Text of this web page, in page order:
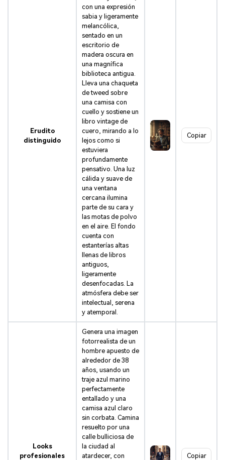
Erudito
distinguido
con una expresión
sabia y ligeramente
melancólica,
sentado en un
escritorio de
madera oscura en
una magnífica
biblioteca antigua.
Lleva una chaqueta
de tweed sobre
una camisa con
cuello y sostiene un
libro vintage de
cuero, mirando a lo
lejos como si
estuviera
profundamente
pensativo. Una luz
cálida y suave de
una ventana
cercana ilumina
parte de su cara y
las motas de polvo
en el aire. El fondo
cuenta con
estanterías altas
llenas de libros
antiguos,
ligeramente
desenfocadas. La
atmósfera debe ser
intelectual, serena
y atemporal.
Copiar
Looks
profesionales
Genera una imagen
fotorrealista de un
hombre apuesto de
alrededor de 38
años, usando un
traje azul marino
perfectamente
entallado y una
camisa azul claro
sin corbata. Camina
resuelto por una
calle bulliciosa de
la ciudad al
atardecer, con
Copiar